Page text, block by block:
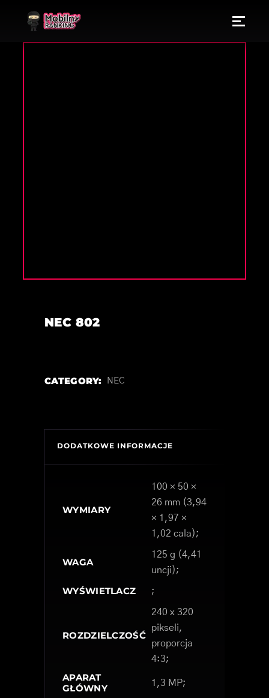
NEC 802
CATEGORY: NEC
DODATKOWE INFORMACJE
WYMIARY
100 × 50 ×
26 mm (3,94
× 1,97 ×
1,02 cala);
WAGA
125 g (4,41
uncji);
WYŚWIETLACZ ;
ROZDZIELCZOŚĆ
240 x 320
pikseli,
proporcja
4:3;
APARAT
GŁÓWNY
1,3 MP;